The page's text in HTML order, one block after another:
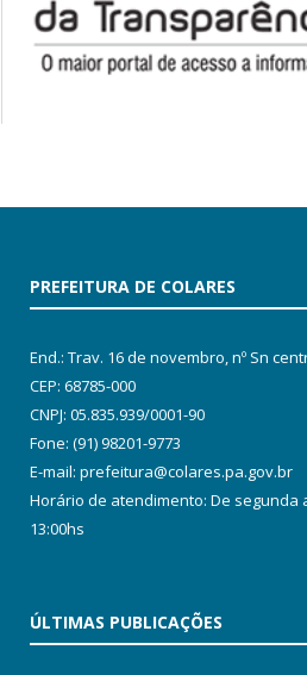
PREFEITURA DE COLARES
End.: Trav. 16 de novembro, nº Sn
CEP: 68785-000
CNPJ: 05.835.939/0001-90
Fone: (91) 98201-9773
E-mail: prefeitura@colares.pa.gov.br
Horário de atendimento: De segunda
13:00hs
ÚLTIMAS PUBLICAÇÕES